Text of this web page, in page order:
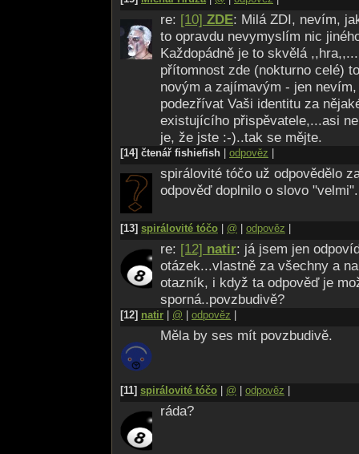
re: [10] ZDE: Milá ZDI, nevím,
to opravdu nevymyslím nic
Každopádně je to skvělá
přítomnost zde (nokturno celé)
novým a zajímavým - jen
podezřívat Vaši identitu za
existujícího přispěvatele,...asi
je, že jste :-)..tak se mějte.
[14] čtenář fishiefish odpověz
spirálovité tóčo už odpovědělo
odpověď doplnilo o slovo "velmi".
[13] spirálovité tóčo @ odpověz
re: [12] natir: já jsem jen
otázek...vlastně za všechny a
otazník, i když ta odpověď je
sporná..povzbudivě?
[12] natir @ odpověz
Měla by ses mít povzbudivě.
[11] spirálovité tóčo @ odpověz
ráda?